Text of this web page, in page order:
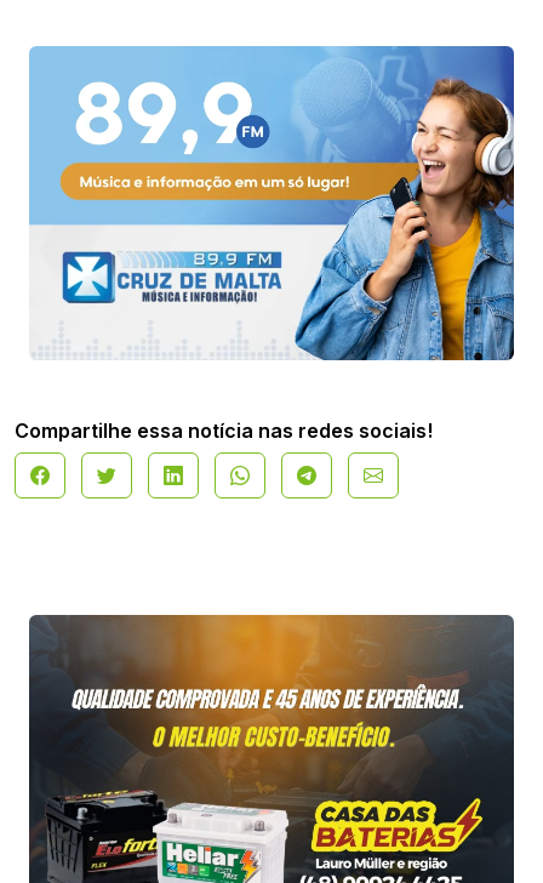
Compartilhe essa notícia nas redes sociais!